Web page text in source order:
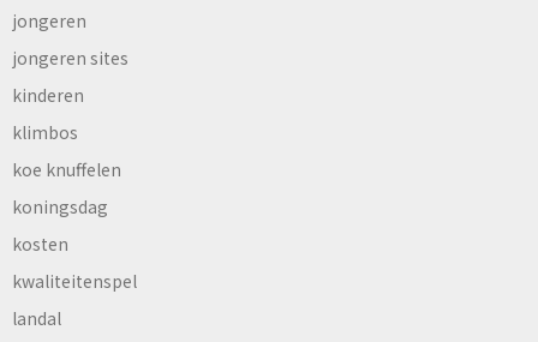
jongeren
jongeren sites
kinderen
klimbos
koe knuffelen
koningsdag
kosten
kwaliteitenspel
landal